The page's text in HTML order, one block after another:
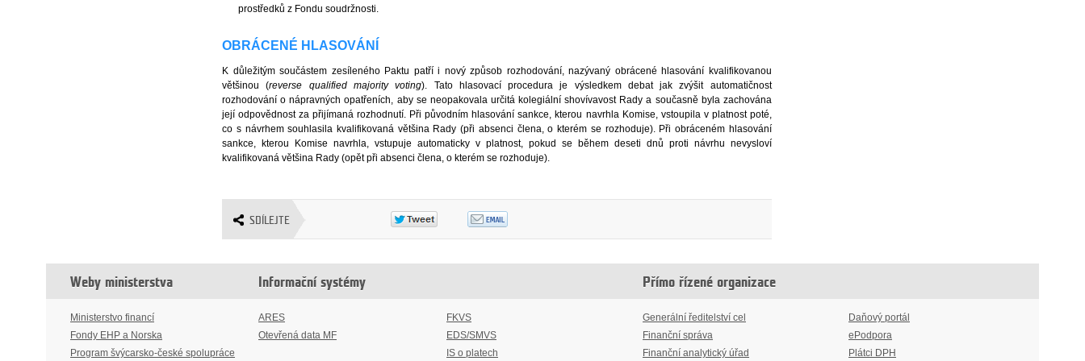
prostředků z Fondu soudržnosti.
OBRÁCENÉ HLASOVÁNÍ
K důležitým součástem zesíleného Paktu patří i nový způsob rozhodování, nazývaný obrácené hlasování kvalifikovanou
většinou (reverse qualified majority voting). Tato hlasovací procedura je výsledkem debat jak zvýšit automatičnost
rozhodování o nápravných opatřeních, aby se neopakovala určitá kolegiální shovívavost Rady a současně byla zachována
její odpovědnost za přijímaná rozhodnutí. Při původním hlasování sankce, kterou navrhla Komise, vstoupila v platnost poté,
co s návrhem souhlasila kvalifikovaná většina Rady (při absenci člena, o kterém se rozhoduje). Při obráceném hlasování
sankce, kterou Komise navrhla, vstupuje automaticky v platnost, pokud se během deseti dnů proti návrhu nevysloví
kvalifikovaná většina Rady (opět při absenci člena, o kterém se rozhoduje).
SDÍLEJTE
Weby ministerstva
Ministerstvo financí
Fondy EHP a Norska
Program švýcarsko-české spolupráce
Informační systémy
ARES
Otevřená data MF
FKVS
EDS/SMVS
IS o platech
Přímo řízené organizace
Generální ředitelství cel
Finanční správa
Finanční analytický úřad
Daňový portál
ePodpora
Plátci DPH